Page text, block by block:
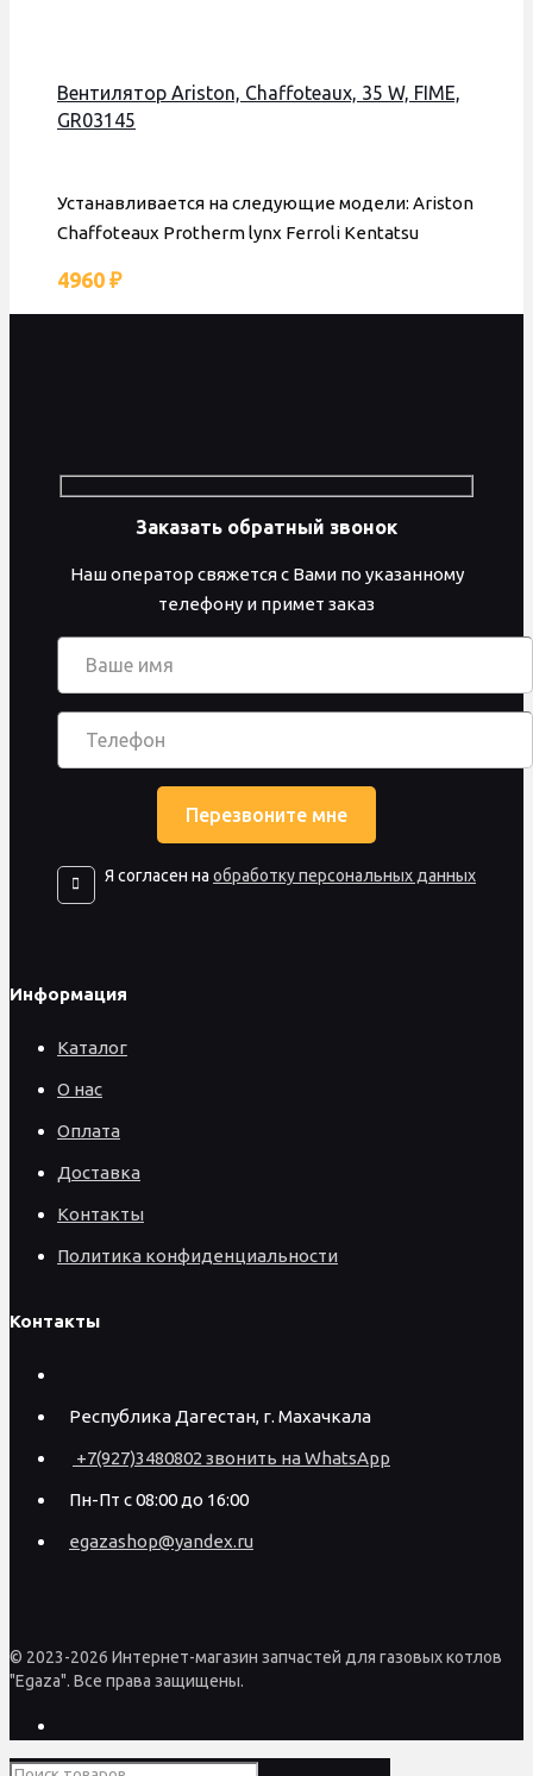
Вентилятор Ariston, Chaffoteaux, 35 W, FIME,
GR03145
Устанавливается на следующие модели: Ariston
Chaffoteaux Protherm lynx Ferroli Kentatsu
4960 ₽
Заказать обратный звонок
Наш оператор свяжется с Вами по указанному
телефону и примет заказ
Я согласен на обработку персональных данных
Информация
Каталог
О нас
Оплата
Доставка
Контакты
Политика конфиденциальности
Контакты
Республика Дагестан, г. Махачкала
+7(927)3480802 звонить на WhatsApp
Пн-Пт с 08:00 до 16:00
egazashop@yandex.ru
© 2023-2026 Интернет-магазин запчастей для газовых котлов
"Egaza". Все права защищены.